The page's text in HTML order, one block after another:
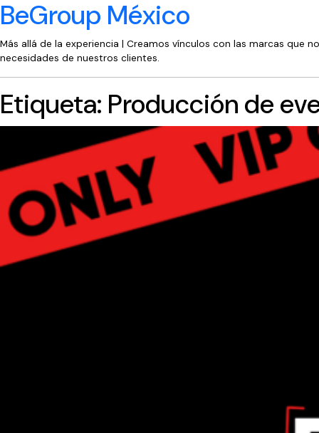
BeGroup México
Más allá de la experiencia | Creamos vínculos con las marcas que
necesidades de nuestros clientes.
Etiqueta: Producción de